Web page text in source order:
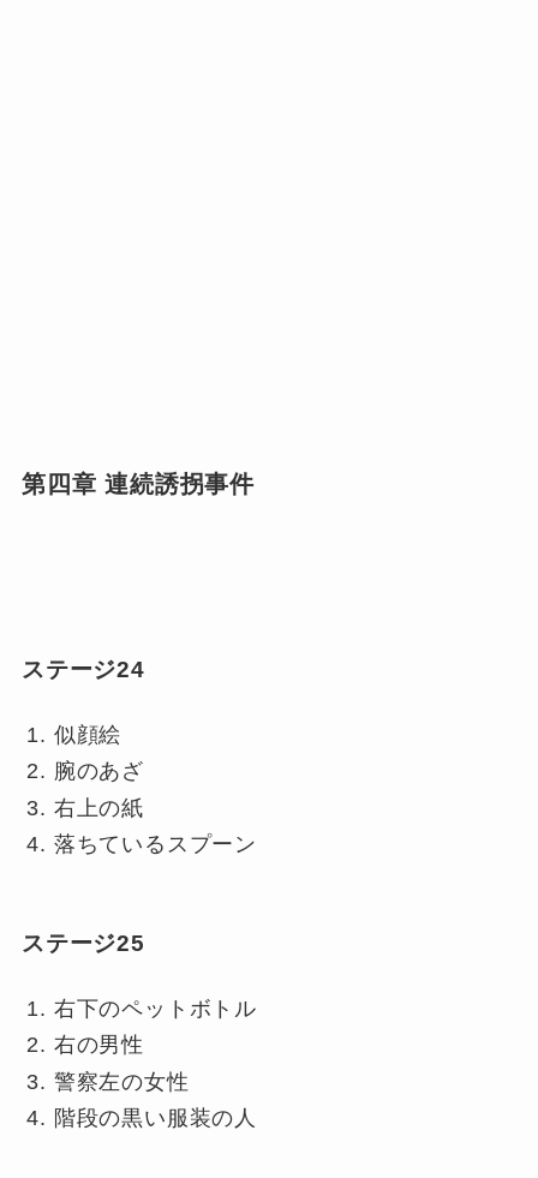
第四章 連続誘拐事件
ステージ24
似顔絵
腕のあざ
右上の紙
落ちているスプーン
ステージ25
右下のペットボトル
右の男性
警察左の女性
階段の黒い服装の人